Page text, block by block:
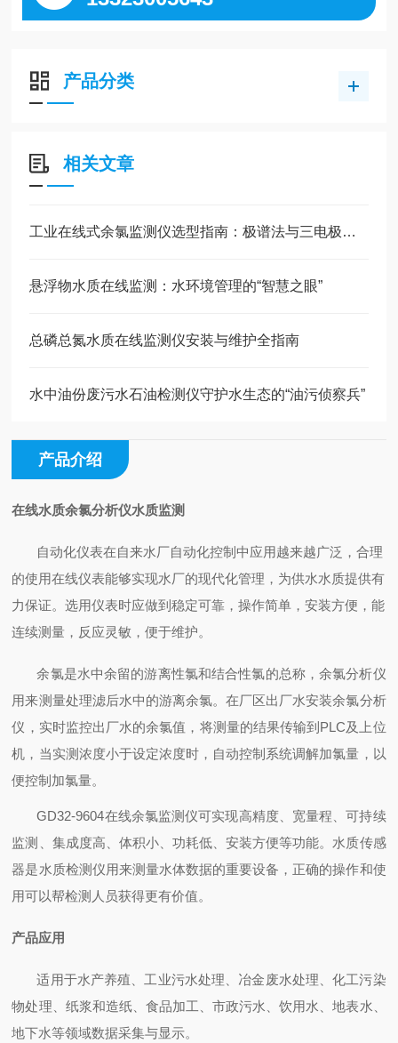
产品分类
相关文章
工业在线式余氯监测仪选型指南：极谱法与三电极法如何抉择？
悬浮物水质在线监测：水环境管理的“智慧之眼”
总磷总氮水质在线监测仪安装与维护全指南
水中油份废污水石油检测仪守护水生态的“油污侦察兵”
产品介绍
在线水质余氯分析仪水质监测
自动化仪表在自来水厂自动化控制中应用越来越广泛，合理
的使用在线仪表能够实现水厂的现代化管理，为供水水质提供有
力保证。选用仪表时应做到稳定可靠，操作简单，安装方便，能
连续测量，反应灵敏，便于维护。
余氯是水中余留的游离性氯和结合性氯的总称，余氯分析仪
用来测量处理滤后水中的游离余氯。在厂区出厂水安装余氯分析
仪，实时监控出厂水的余氯值，将测量的结果传输到 PLC及上位
机，当实测浓度小于设定浓度时，自动控制系统调解加氯量，以
便控制加氯量。
GD32-9604在线余氯监测仪可实现高精度、宽量程、可持续
监测、集成度高、体积小、功耗低、安装方便等功能。水质传感
器是水质检测仪用来测量水体数据的重要设备，正确的操作和使
用可以帮检测人员获得更有价值。
产品应用
适用于水产养殖、工业污水处理、冶金废水处理、化工污染
物处理、纸浆和造纸、食品加工、市政污水、饮用水、地表水、
地下水等领域数据采集与显示。